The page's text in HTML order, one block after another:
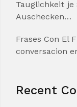
Tauglichkeit je
Auschecken…
Frases Con El
conversacion
Recent